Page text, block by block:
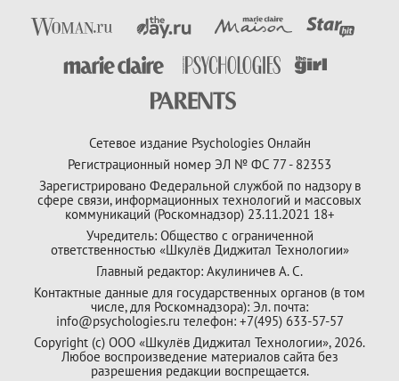
Сетевое издание Psychologies Онлайн
Регистрационный номер ЭЛ № ФС 77 - 82353
Зарегистрировано Федеральной службой по надзору в
сфере связи, информационных технологий и массовых
коммуникаций (Роскомнадзор) 23.11.2021 18+
Учредитель: Общество с ограниченной
ответственностью «Шкулёв Диджитал Технологии»
Главный редактор: Акулиничев А. С.
Контактные данные для государственных органов (в том
числе, для Роскомнадзора): Эл. почта:
info@psychologies.ru телефон: +7(495) 633-57-57
Copyright (с) ООО «Шкулёв Диджитал Технологии», 2026.
Любое воспроизведение материалов сайта без
разрешения редакции воспрещается.